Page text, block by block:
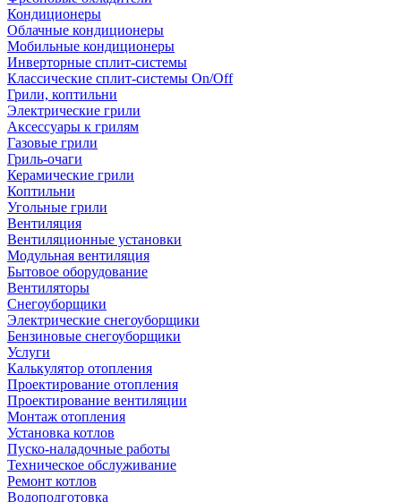
Кондиционеры
Облачные кондиционеры
Мобильные кондиционеры
Инверторные сплит-системы
Классические сплит-системы On/Off
Грили, коптильни
Электрические грили
Аксессуары к грилям
Газовые грили
Гриль-очаги
Керамические грили
Коптильни
Угольные грили
Вентиляция
Вентиляционные установки
Модульная вентиляция
Бытовое оборудование
Вентиляторы
Снегоуборщики
Электрические снегоуборщики
Бензиновые снегоуборщики
Услуги
Калькулятор отопления
Проектирование отопления
Проектирование вентиляции
Монтаж отопления
Установка котлов
Пуско-наладочные работы
Техническое обслуживание
Ремонт котлов
Водоподготовка